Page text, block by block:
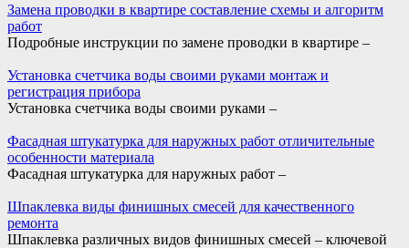
Замена проводки в квартире составление схемы и алгоритм
работ
Подробные инструкции по замене проводки в квартире –
Установка счетчика воды своими руками монтаж и
регистрация прибора
Установка счетчика воды своими руками –
Фасадная штукатурка для наружных работ отличительные
особенности материала
Фасадная штукатурка для наружных работ –
Шпаклевка виды финишных смесей для качественного
ремонта
Шпаклевка различных видов финишных смесей – ключевой